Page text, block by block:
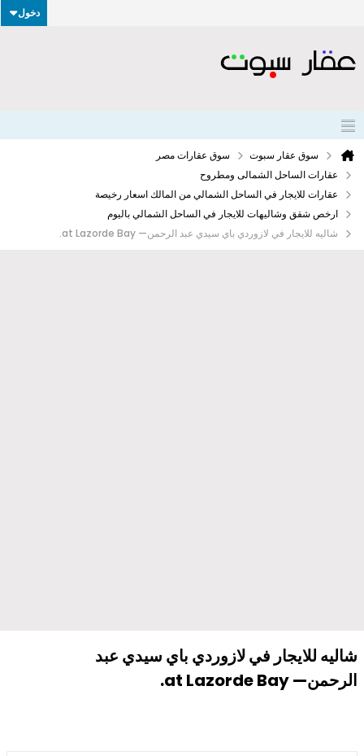
دخول
سوق عقار سبوت
سوق عقارات مصر
عقارات الساحل الشمالى ومطروح
عقارات للايجار في الساحل الشمالي من المالك اسعار رخيصة
ارخص شقق وشاليهات للايجار في الساحل الشمالي باليوم
شاليه للايجار في لازوردي باي سيدي عبد الرحمن— at Lazorde Bay.
شاليه للايجار في لازوردي باي سيدي عبد
الرحمن— at Lazorde Bay.